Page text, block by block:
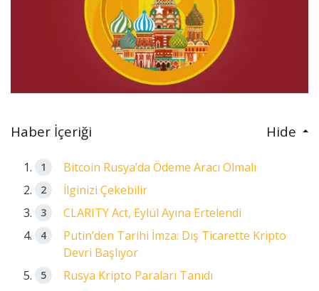
Haber İçeriği Hide
Bitcoin Rusya’da Ödeme Aracı Olmalı
İlginizi Çekebilir
CLARITY Act, Eylül Ayına Ertelendi
Putin’den Tarihi İmza: Dış Ticarette Kripto
Devri Başlıyor
Rusya Kripto Paraları Tanıdı